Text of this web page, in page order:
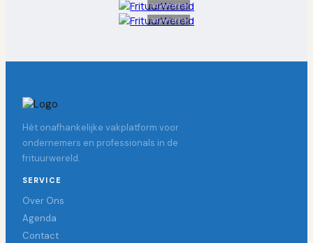
Advertentie
Advertentie
Hét onafhankelijke vakplatform voor
ondernemers en professionals in de
frituurwereld.
SERVICE
Over Ons
Agenda
Contact